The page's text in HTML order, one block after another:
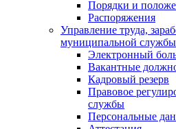
Порядки и
Распоряжения
Управление труда,
муниципальной службы
Электронный
Вакантные
Кадровый резерв
Правовое
службы
Персональные